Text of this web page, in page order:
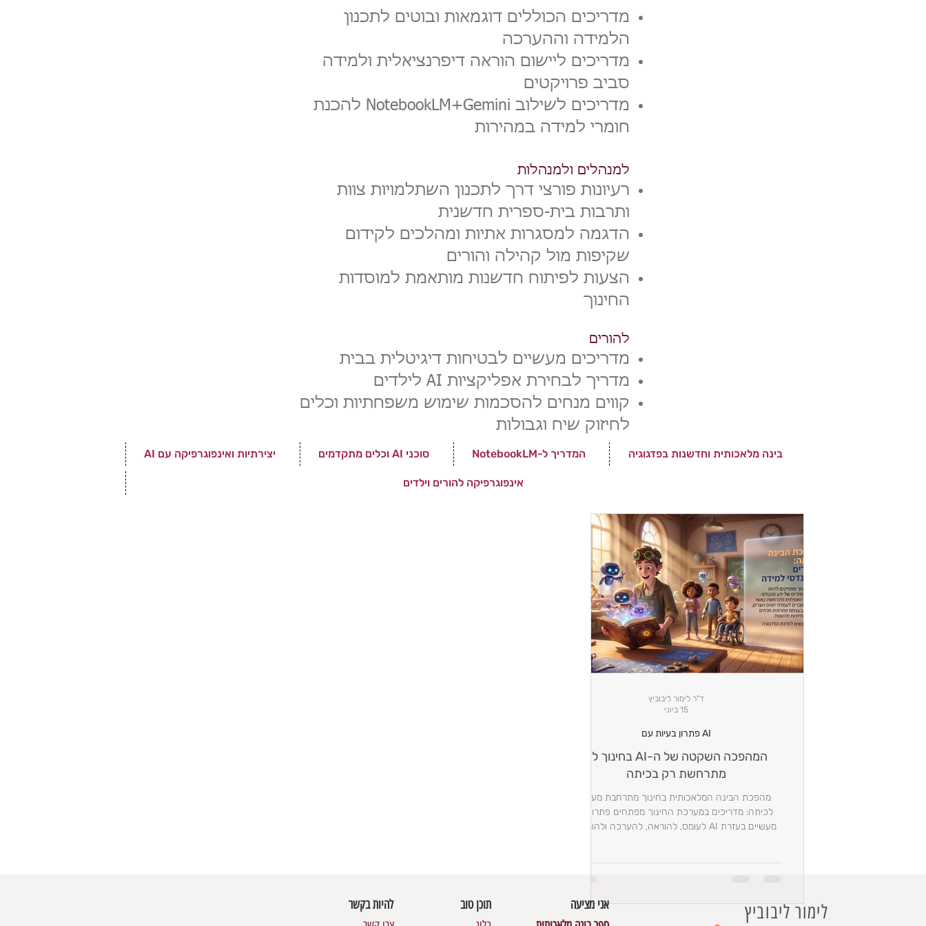
מדריכים הכוללים דוגמאות ובוטים לתכנון
הלמידה וההערכה
מדריכים ליישום הוראה דיפרנציאלית ולמידה
סביב פרויקטים
מדריכים לשילוב NotebookLM+Gemini להכנת
חומרי למידה במהירות
למנהלים ולמנהלות
רעיונות פורצי דרך לתכנון השתלמויות צוות
ותרבות בית-ספרית חדשנית
הדגמה למסגרות אתיות ומהלכים לקידום
שקיפות מול קהילה והורים
הצעות לפיתוח חדשנות מותאמת למוסדות
החינוך
להורים
מדריכים מעשיים לבטיחות דיגיטלית בבית
מדריך לבחירת אפליקציות AI לילדים
​קווים מנחים להסכמות שימוש משפחתיות וכלים
לחיזוק שיח וגבולות
בינה מלאכותית וחדשנות בפדגוגיה המדריך ל-NotebookLM סוכני AI וכלים מתקדמים יצירתיות ואינפוגרפיקה עם AI
אינפוגרפיקה להורים וילדים
המהפכה השקטה של ה-AI בחינוך לא
מתרחשת רק בכיתה
מהפכת הבינה המלאכותית בחינוך מתרחבת מעבר
לכיתה: מדריכים במערכת החינוך מפתחים פתרונות
מעשיים בעזרת AI לעומס, להוראה, להערכה ולהובלה
AI פתרון בעיות עם
ד"ר לימור ליבוביץ
15 ביוני
להיות בקשר תוכן טוב
אני מציעה
לימור ליבוביץ